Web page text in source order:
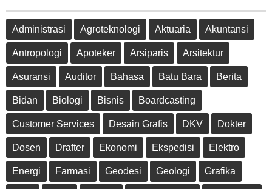
Administrasi Agroteknologi Aktuaria Akuntansi
Antropologi Apoteker Arsiparis Arsitektur
Asuransi Auditor Bahasa Batu Bara Berita
Bidan Biologi Bisnis Boardcasting
Customer Services Desain Grafis DKV Dokter
Dosen Drafter Ekonomi Ekspedisi Elektro
Energi Farmasi Geodesi Geologi Grafika